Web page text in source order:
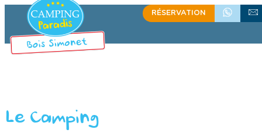
RÉSERVATION+33 (0)4 75 39 58
ÉCRIVEZ-
Le Camping